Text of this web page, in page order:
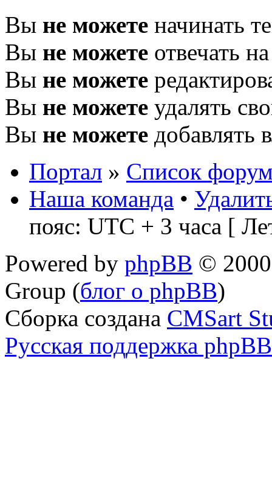
Вы не можете начинать
Вы не можете отвечать
Вы не можете
Вы не можете удалять
Вы не можете добавлять
Портал » Список
Наша команда •
пояс: UTC + 3 часа [
Powered by phpBB ©
Group (блог о phpBB)
Сборка создана CMSart
Русская поддержка phpBB